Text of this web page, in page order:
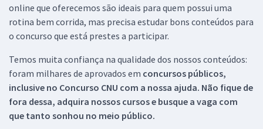
online que oferecemos são ideais para quem possui uma
rotina bem corrida, mas precisa estudar bons conteúdos para
o concurso que está prestes a participar.
Temos muita confiança na qualidade dos nossos conteúdos:
foram milhares de aprovados em concursos públicos,
inclusive no Concurso CNU com a nossa ajuda. Não fique de
fora dessa, adquira nossos cursos e busque a vaga com
que tanto sonhou no meio público.